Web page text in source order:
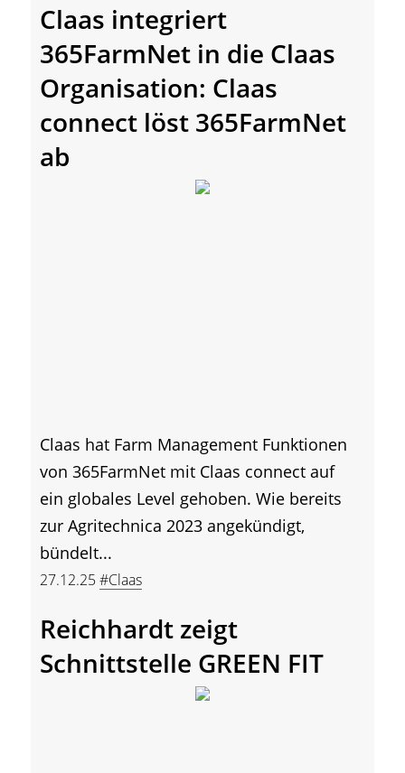
Claas integriert
365FarmNet in die Claas
Organisation: Claas
connect löst 365FarmNet
ab
Claas hat Farm Management Funktionen
von 365FarmNet mit Claas connect auf
ein globales Level gehoben. Wie bereits
zur Agritechnica 2023 angekündigt,
bündelt...
27.12.25#Claas
Reichhardt zeigt
Schnittstelle GREEN FIT